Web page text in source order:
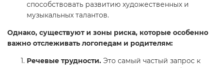
способствовать развитию художественных и
музыкальных талантов.
Однако, существуют и зоны риска, которые особенно
важно отслеживать логопедам и родителям:
Речевые трудности. Это самый частый запрос к